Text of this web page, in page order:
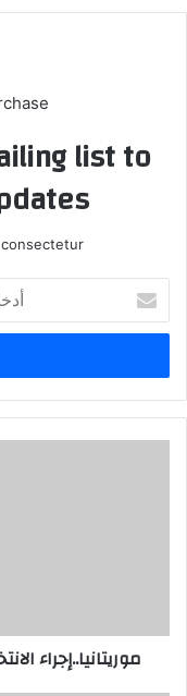
list to
بريدك
الإلكتروني
موريتانيا..إجراء